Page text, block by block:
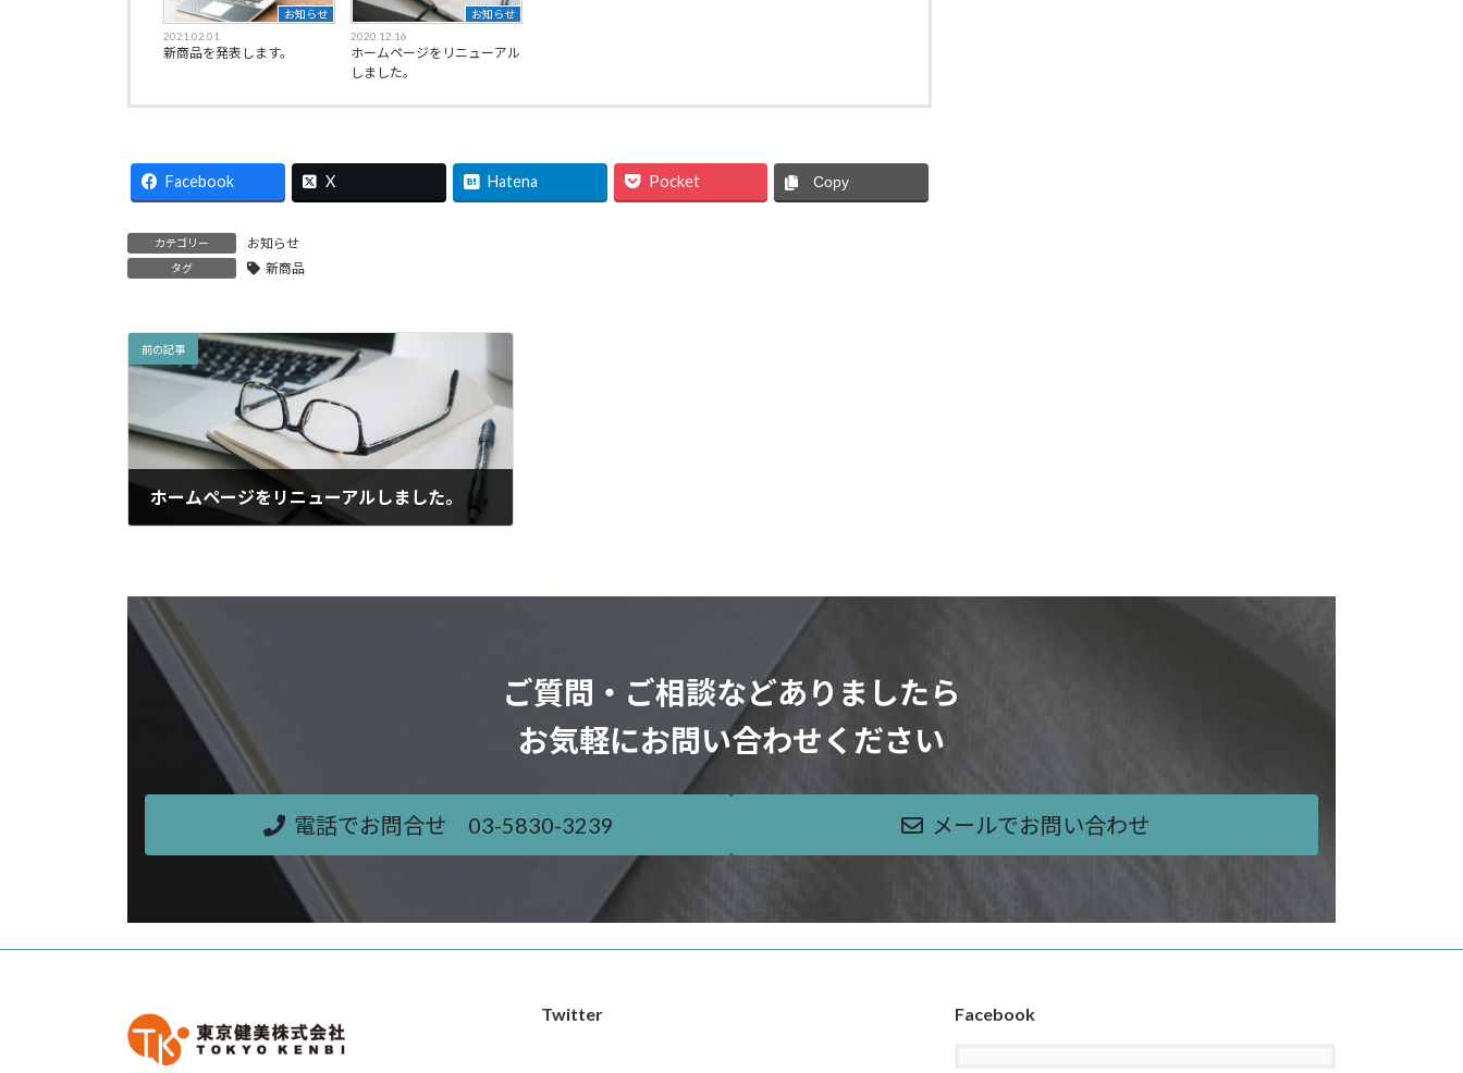
お知らせ
2021.02.01
新商品を発表します。
お知らせ
2020.12.16
ホームページをリニューアル
しました。
Facebook X Hatena Pocket Copy
カテゴリー お知らせ
タグ 新商品
前の記事
ホームページをリニューアルしました。
ご質問・ご相談などありましたら
お気軽にお問い合わせください
電話でお問合せ 03-5830-3239 メールでお問い合わせ
Twitter Facebook